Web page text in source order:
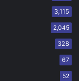
3,115
2,045
328
67
52